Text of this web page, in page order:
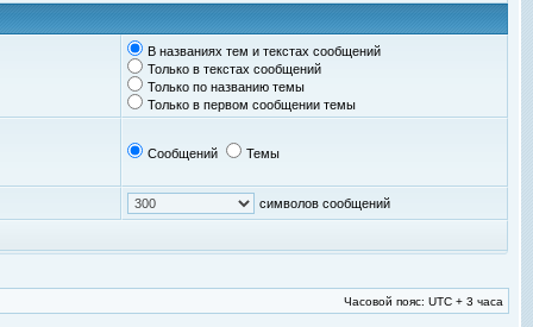
В названиях тем и текстах сообщений
Только в текстах сообщений
Только по названию темы
Только в первом сообщении темы
Сообщений Темы
символов сообщений
Часовой пояс: UTC + 3 часа